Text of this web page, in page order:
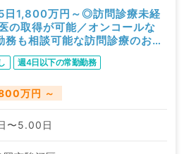
5日1,800万円～◎訪問診療未経
の取得が可能／オンコールな
も相談可能な訪問診療のお仕
勤）
週4日以下の常勤勤務
万円 ～
〜5.00日